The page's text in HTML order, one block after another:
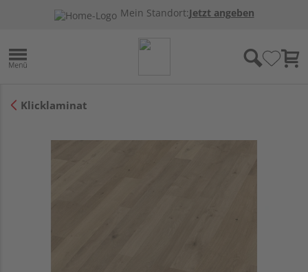
Mein Standort:Jetzt angeben
Klicklaminat